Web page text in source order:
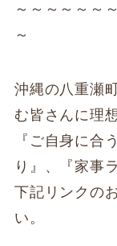
～～～～～～
～
沖縄の八重瀬
む皆さんに理
『ご自身に合
り』、『家事
下記リンクの
い。